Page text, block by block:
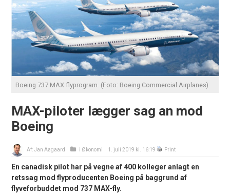
Boeing 737 MAX flyprogram. (Foto: Boeing Commercial Airplanes)
MAX-piloter lægger sag an mod
Boeing
Af:Jan Aagaard i Økonomi 1. juli 2019 kl. 16:19 Print
En canadisk pilot har på vegne af 400 kolleger anlagt en
retssag mod flyproducenten Boeing på baggrund af
flyveforbuddet mod 737 MAX-fly.